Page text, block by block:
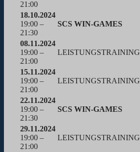
21:00
18.10.2024
19:00 –
21:30
SCS WIN-GAMES
08.11.2024
19:00 –
21:00
LEISTUNGSTRAINING
15.11.2024
19:00 –
21:00
LEISTUNGSTRAINING
22.11.2024
19:00 –
21:30
SCS WIN-GAMES
29.11.2024
19:00 –
21:00
LEISTUNGSTRAINING